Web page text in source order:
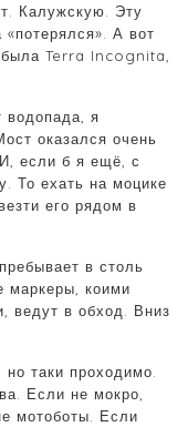
Калужскую. Эту
А вот
Terra Incognita,
водопада, я
оказался очень
если б я ещё, с
То ехать на моцике
его рядом в
в столь
маркеры, коими
ведут в обход. Вниз
таки проходимо.
Если не мокро,
мотоботы. Если